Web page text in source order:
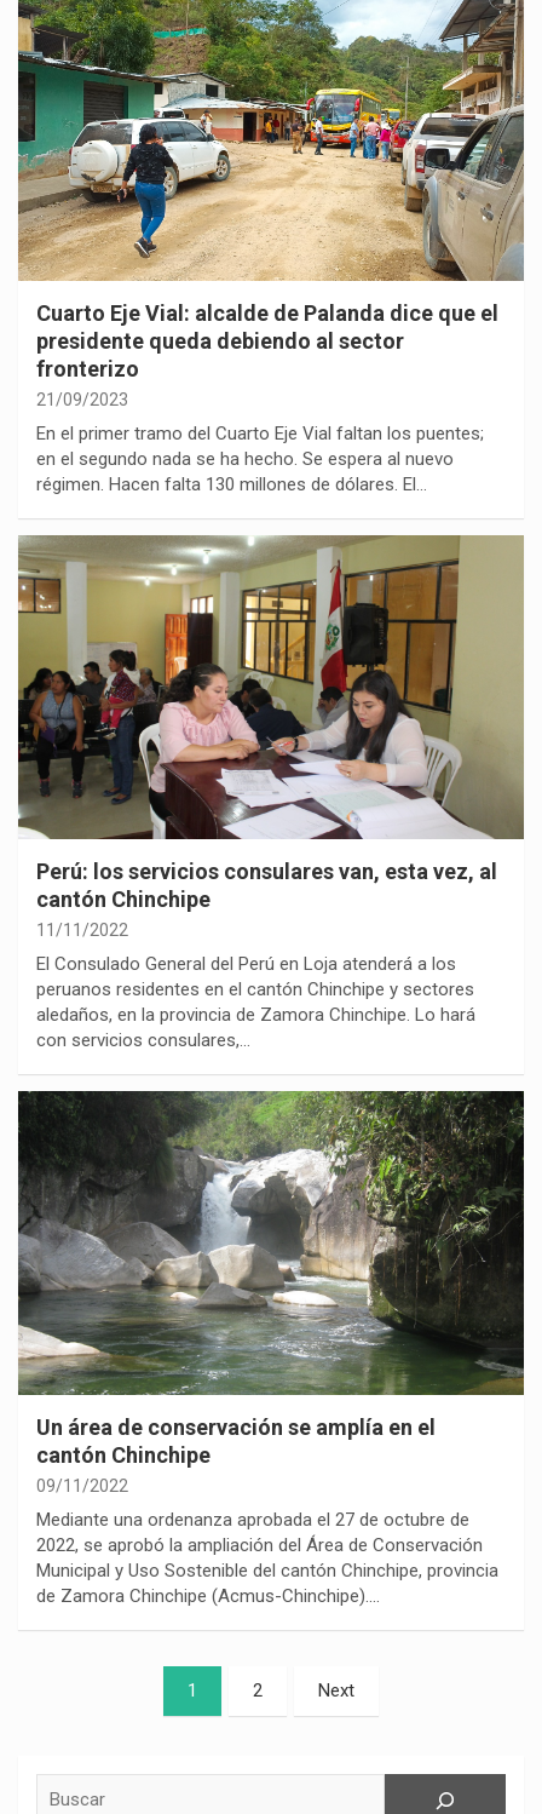
Cuarto Eje Vial: alcalde de Palanda dice que el
presidente queda debiendo al sector
fronterizo
21/09/2023
En el primer tramo del Cuarto Eje Vial faltan los puentes;
en el segundo nada se ha hecho. Se espera al nuevo
régimen. Hacen falta 130 millones de dólares. El…
Perú: los servicios consulares van, esta vez, al
cantón Chinchipe
11/11/2022
El Consulado General del Perú en Loja atenderá a los
peruanos residentes en el cantón Chinchipe y sectores
aledaños, en la provincia de Zamora Chinchipe. Lo hará
con servicios consulares,…
Un área de conservación se amplía en el
cantón Chinchipe
09/11/2022
Mediante una ordenanza aprobada el 27 de octubre de
2022, se aprobó la ampliación del Área de Conservación
Municipal y Uso Sostenible del cantón Chinchipe, provincia
de Zamora Chinchipe (Acmus-Chinchipe).…
1 2 Next